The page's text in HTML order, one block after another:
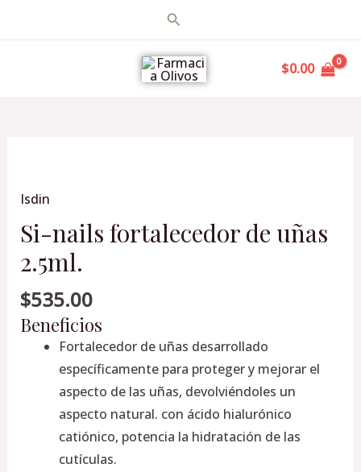
Buscar
$0.00
Isdin
Si-nails fortalecedor de uñas
2.5ml.
$535.00
Beneficios
Fortalecedor de uñas desarrollado
específicamente para proteger y mejorar el
aspecto de las uñas, devolviéndoles un
aspecto natural. con ácido hialurónico
catiónico, potencia la hidratación de las
cutículas.
fortalecedor
de
uñas
2.5ml.
cantidad